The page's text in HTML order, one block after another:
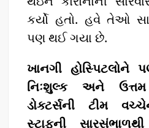
કર્યો હતો. હવે તેઓ
પણ થઈ ગયા છે.
ખાનગી હોસ્પિટલોને
નિઃશુલ્ક અને ઉત્તમ
ડોક્ટર્સની ટીમ
સ્ટાફની